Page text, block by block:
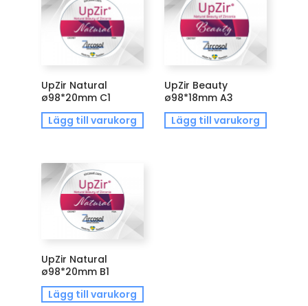
UpZir Natural
ø98*20mm C1
Lägg till varukorg
UpZir Beauty
ø98*18mm A3
Lägg till varukorg
UpZir Natural
ø98*20mm B1
Lägg till varukorg